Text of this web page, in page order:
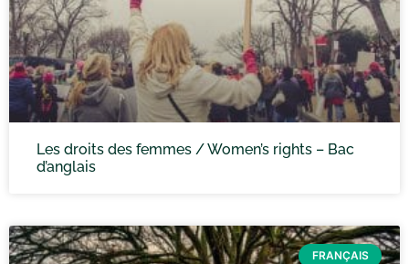
Les droits des femmes / Women’s rights – Bac
d’anglais
FRANÇAIS